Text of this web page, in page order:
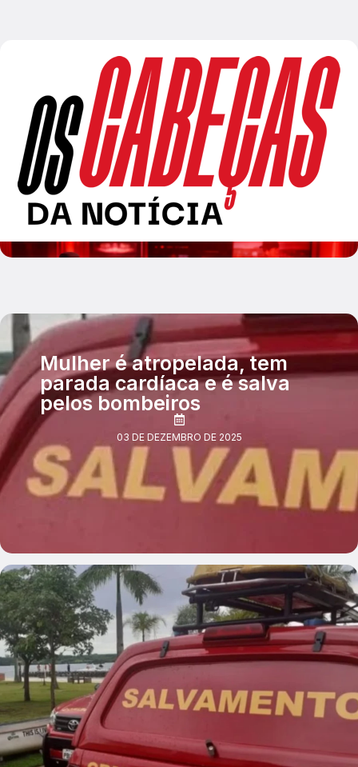
Mulher é atropelada, tem
parada cardíaca e é salva
pelos bombeiros
03 DE DEZEMBRO DE 2025